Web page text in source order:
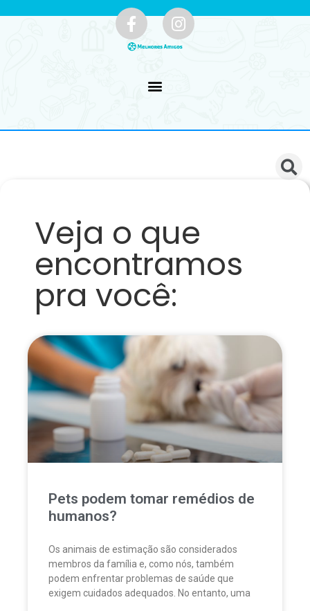
Veja o que
encontramos
pra você:
Pets podem tomar remédios de
humanos?
Os animais de estimação são considerados
membros da família e, como nós, também
podem enfrentar problemas de saúde que
exigem cuidados adequados. No entanto, uma